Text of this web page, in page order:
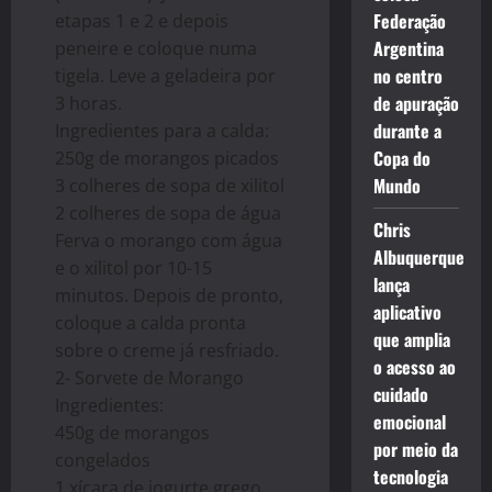
etapas 1 e 2 e depois
peneire e coloque numa
tigela. Leve a geladeira por
3 horas.
Ingredientes para a calda:
250g de morangos picados
3 colheres de sopa de xilitol
2 colheres de sopa de água
Ferva o morango com água
e o xilitol por 10-15
minutos. Depois de pronto,
coloque a calda pronta
sobre o creme já resfriado.
2- Sorvete de Morango
Ingredientes:
450g de morangos
congelados
Federação
Argentina
no centro
de apuração
durante a
Copa do
Mundo
Chris
Albuquerque
lança
aplicativo
que amplia
o acesso ao
cuidado
emocional
por meio da
tecnologia